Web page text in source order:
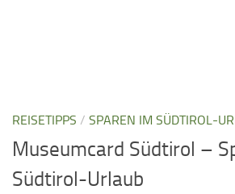
REISETIPPS / SPAREN IM SÜDTIROL-
Museumcard Südtirol –
Südtirol-Urlaub